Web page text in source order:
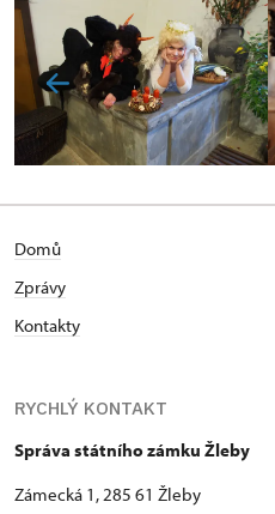
Domů
Zprávy
Kontakty
RYCHLÝ KONTAKT
Správa státního zámku Žleby
Zámecká 1, 285 61 Žleby